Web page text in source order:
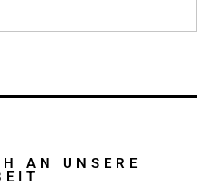
AN UNSERE